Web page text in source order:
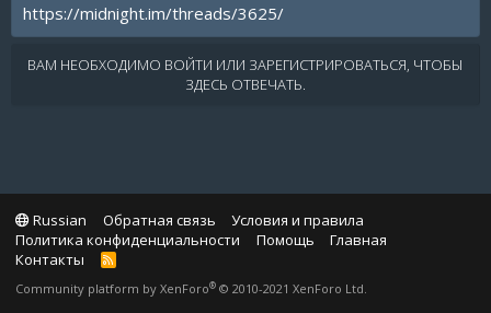
https://midnight.im/threads/3625/
ВАМ НЕОБХОДИМО ВОЙТИ ИЛИ ЗАРЕГИСТРИРОВАТЬСЯ, ЧТОБЫ
ЗДЕСЬ ОТВЕЧАТЬ.
Russian Обратная связь
Условия и правила
Политика конфиденциальности
Помощь
Главная
Контакты
R
S
Community platform by XenForo® © 2010-2021 XenForo Ltd.